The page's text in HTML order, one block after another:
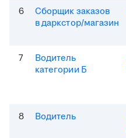
6
Сборщик заказов
в даркстор/магазин
7
Водитель
категории Б
8 Водитель